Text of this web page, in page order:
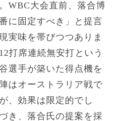
WBC大会直前、落合博
に固定すべき」と提言
実味を帯びつつありま
打席連続無安打という
選手が築いた得点機を
はオーストラリア戦で
、効果は限定的でし
き、落合氏の提案を採